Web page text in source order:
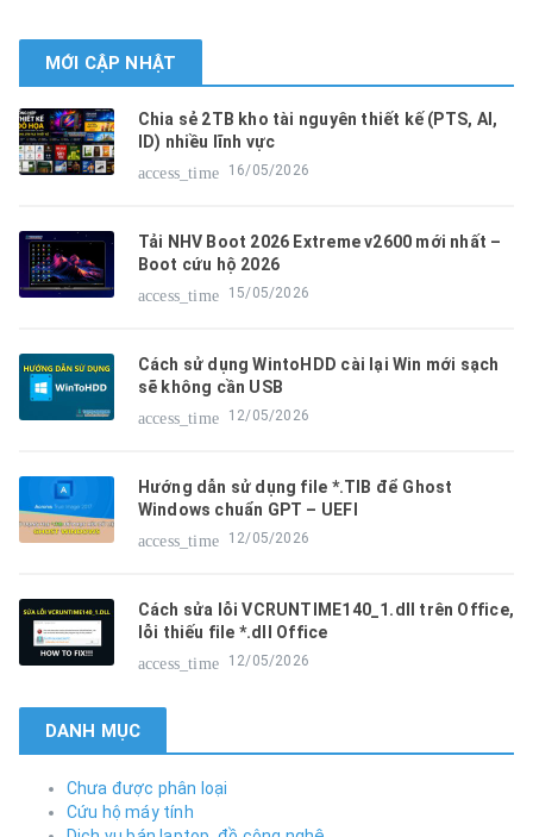
MỚI CẬP NHẬT
Chia sẻ 2TB kho tài nguyên thiết kế (PTS, AI,
ID) nhiều lĩnh vực
access_time
16/05/2026
Tải NHV Boot 2026 Extreme v2600 mới nhất –
Boot cứu hộ 2026
access_time
15/05/2026
Cách sử dụng WintoHDD cài lại Win mới sạch
sẽ không cần USB
access_time
12/05/2026
Hướng dẫn sử dụng file *.TIB để Ghost
Windows chuẩn GPT – UEFI
access_time
12/05/2026
Cách sửa lỗi VCRUNTIME140_1.dll trên Office,
lỗi thiếu file *.dll Office
access_time
12/05/2026
DANH MỤC
Chưa được phân loại
Cứu hộ máy tính